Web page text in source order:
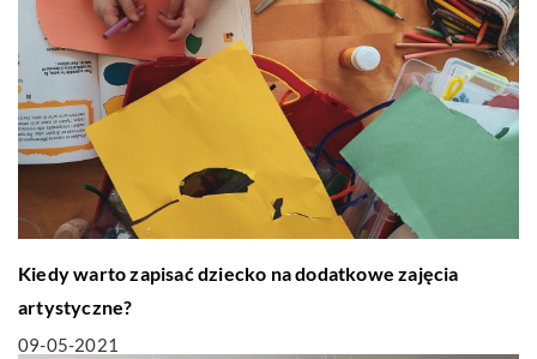
Kiedy warto zapisać dziecko na dodatkowe zajęcia
artystyczne?
09-05-2021